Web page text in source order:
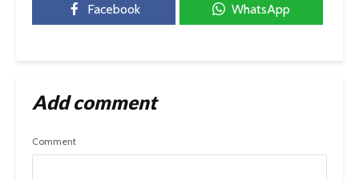
Facebook WhatsApp
Add comment
Comment